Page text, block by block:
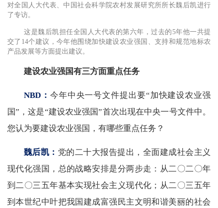
对全国人大代表、中国社会科学院农村发展研究所所长魏后凯进行
了专访。
这是魏后凯担任全国人大代表的第六年，过去的5年他一共提
交了14个建议，今年他围绕加快建设农业强国、支持和规范地标农
产品发展等方面提出建议。
建设农业强国有三方面重点任务
NBD： 今年中央一号文件提出要“加快建设农业强
国”，这是“建设农业强国”首次出现在中央一号文件中。
您认为要建设农业强国，有哪些重点任务？
魏后凯： 党的二十大报告提出，全面建成社会主义
现代化强国，总的战略安排是分两步走：从二〇二〇年
到二〇三五年基本实现社会主义现代化；从二〇三五年
到本世纪中叶把我国建成富强民主文明和谐美丽的社会